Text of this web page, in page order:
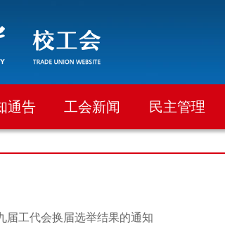
通告 工会新闻 民主管理
届工代会换届选举结果的通知